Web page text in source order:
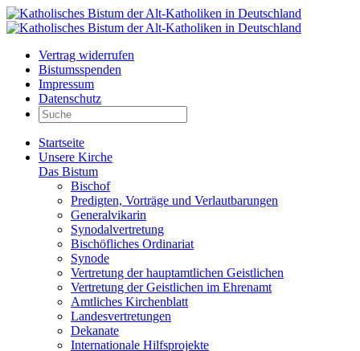
Vertrag widerrufen
Bistumsspenden
Impressum
Datenschutz
Startseite
Unsere Kirche
Das Bistum
Bischof
Predigten, Vorträge und Verlautbarungen
Generalvikarin
Synodalvertretung
Bischöfliches Ordinariat
Synode
Vertretung der hauptamtlichen Geistlichen
Vertretung der Geistlichen im Ehrenamt
Amtliches Kirchenblatt
Landesvertretungen
Dekanate
Internationale Hilfsprojekte